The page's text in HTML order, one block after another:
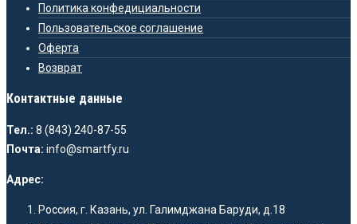
Политика конфедициальности
Пользовательское соглашение
Оферта
Возврат
Контактные данные
Тел.: 8 (843) 240-87-55
Почта: info@smartfy.ru
Адрес:
Россия, г. Казань, ул. Галимджана Баруди, д.18